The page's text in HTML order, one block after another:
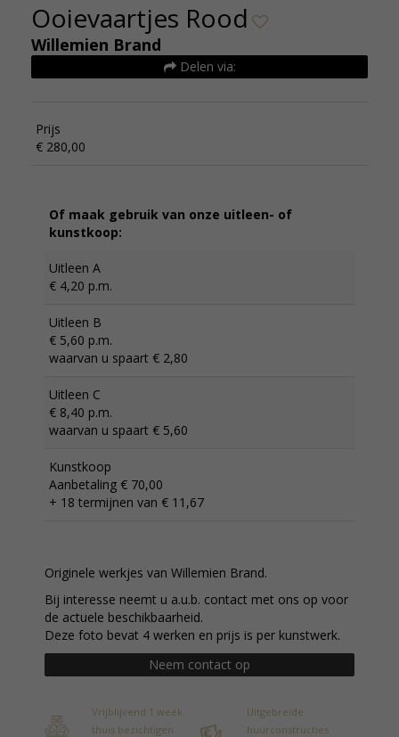
Ooievaartjes Rood
Willemien Brand
Delen via:
Prijs
€ 280,00
Of maak gebruik van onze uitleen- of
kunstkoop:
Uitleen A
€ 4,20 p.m.
Uitleen B
€ 5,60 p.m.
waarvan u spaart € 2,80
Uitleen C
€ 8,40 p.m.
waarvan u spaart € 5,60
Kunstkoop
Aanbetaling € 70,00
+ 18 termijnen van € 11,67
Originele werkjes van Willemien Brand.
Bij interesse neemt u a.u.b. contact met ons op voor
de actuele beschikbaarheid.
Deze foto bevat 4 werken en prijs is per kunstwerk.
Neem contact op
Vrijblijvend 1 week
thuis bezichtigen
Uitgebreide
huurconstructies